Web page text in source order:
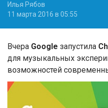
Илья Рябов
11 марта 2016 в 05:55
Вчера Google запустила
для музыкальных
возможностей